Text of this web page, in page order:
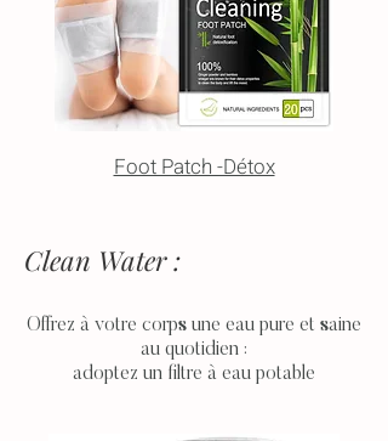
Foot Patch -Détox
Clean Water :
Offrez à votre corps une eau pure et saine
au quotidien :
adoptez un filtre à eau potable